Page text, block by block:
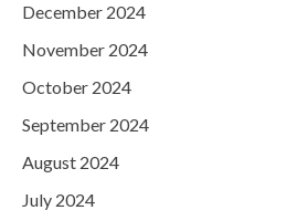
December 2024
November 2024
October 2024
September 2024
August 2024
July 2024